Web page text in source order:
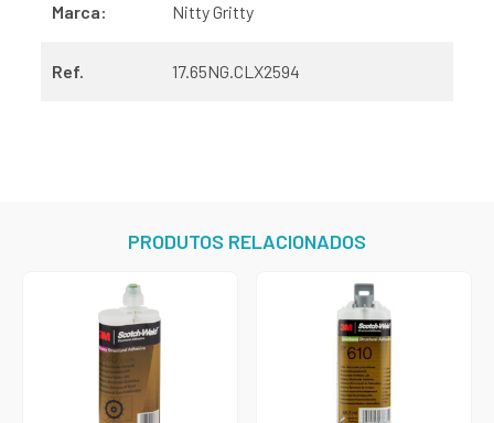
Marca: Nitty Gritty
Ref. 17.65NG.CLX2594
PRODUTOS RELACIONADOS